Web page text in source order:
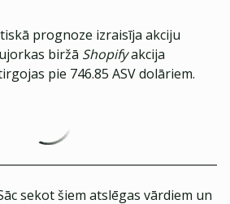
prognoze izraisīja akciju
biržā Shopifyakcija
pie 746.85 ASV dolāriem.
sekot šiem atslēgas vārdiem un